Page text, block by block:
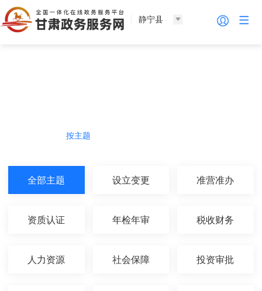
静宁县
按主题
全部主题 设立变更 准营准办
资质认证 年检年审 税收财务
人力资源 社会保障 投资审批